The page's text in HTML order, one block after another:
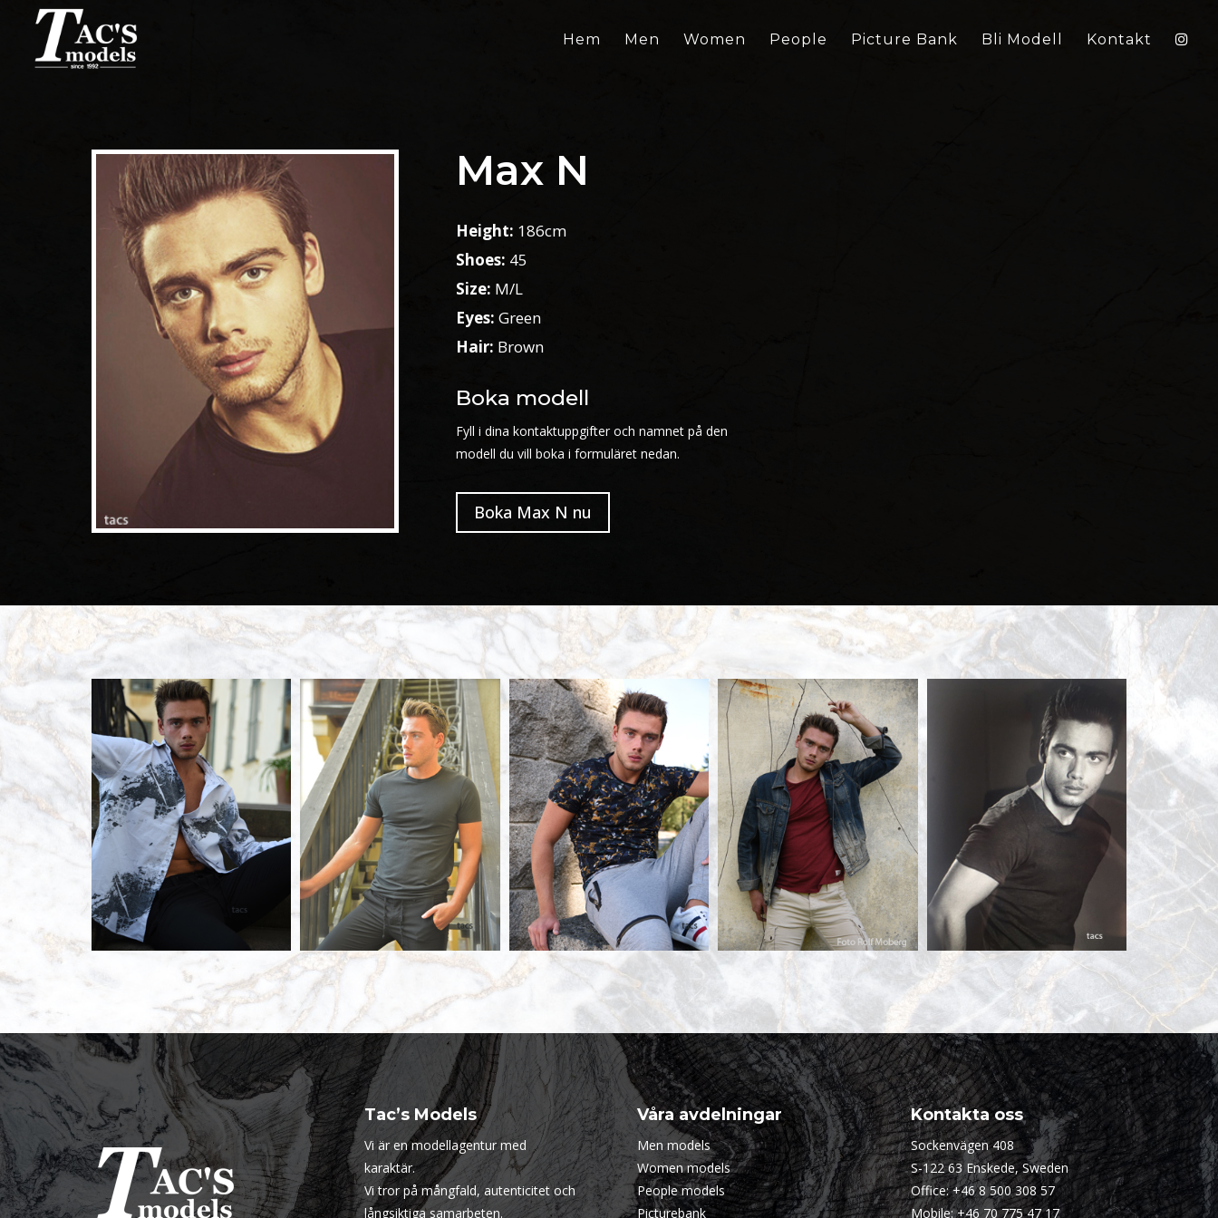
Hem Men Women People Picture Bank Bli Modell Kontakt
Max N
Height: 186cm
Shoes: 45
Size: M/L
Eyes: Green
Hair: Brown
Boka modell
Fyll i dina kontaktuppgifter och namnet på den
modell du vill boka i formuläret nedan.
Boka Max N nu
Tac’s Models
Vi är en modellagentur med
karaktär.
Vi tror på mångfald, autenticitet och
långsiktiga samarbeten.
Våra avdelningar
Men models
Women models
People models
Picturebank
Kontakta oss
Sockenvägen 408
S-122 63 Enskede, Sweden
Office:+46 8 500 308 57
Mobile:+46 70 775 47 17